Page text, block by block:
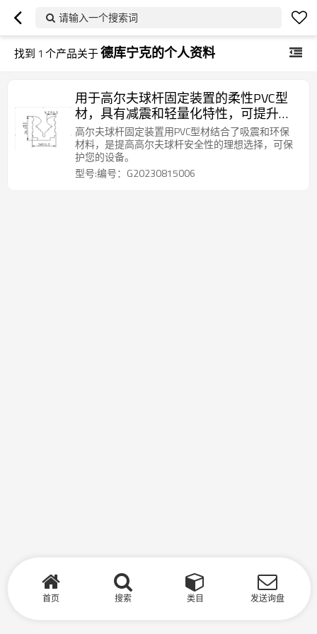
请输入一个搜索词
找到 1 个产品关于德库宁克的个人资料
用于高尔夫球杆固定装置的柔性PVC型
材，具有减震和轻量化特性，可提升高
尔夫球具性能。
高尔夫球杆固定装置用PVC型材结合了吸震和环保
材料，是提高高尔夫球杆安全性的理想选择，可保
护您的设备。
型号:编号：G20230815006
首页 搜索 类目 发送询盘